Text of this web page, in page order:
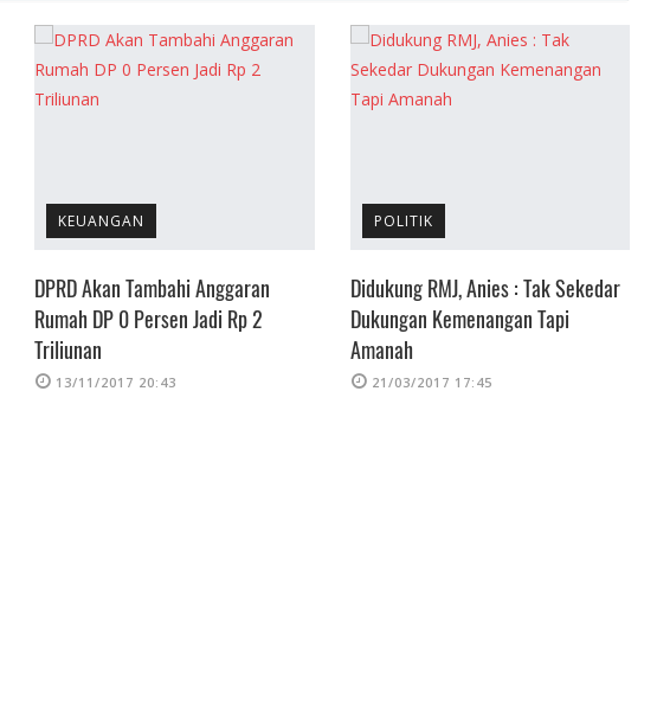
KEUANGAN
DPRD Akan Tambahi Anggaran
Rumah DP 0 Persen Jadi Rp 2
Triliunan
13/11/2017 20:43
POLITIK
Didukung RMJ, Anies : Tak Sekedar
Dukungan Kemenangan Tapi
Amanah
21/03/2017 17:45